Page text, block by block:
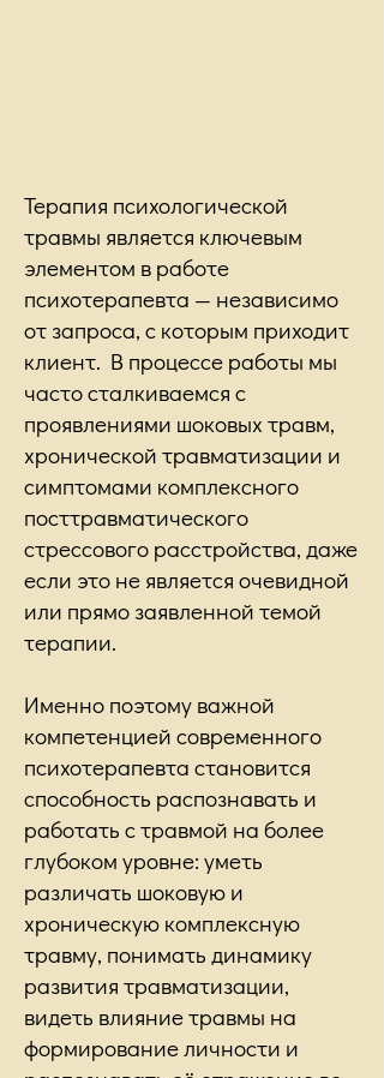
Терапия психологической
травмы является ключевым
элементом в работе
психотерапевта — независимо
от запроса, с которым приходит
клиент. В процессе работы мы
часто сталкиваемся с
проявлениями шоковых травм,
хронической травматизации и
симптомами комплексного
посттравматического
стрессового расстройства, даже
если это не является очевидной
или прямо заявленной темой
терапии.
Именно поэтому важной
компетенцией современного
психотерапевта становится
способность распознавать и
работать с травмой на более
глубоком уровне: уметь
различать шоковую и
хроническую комплексную
травму, понимать динамику
развития травматизации,
видеть влияние травмы на
формирование личности и